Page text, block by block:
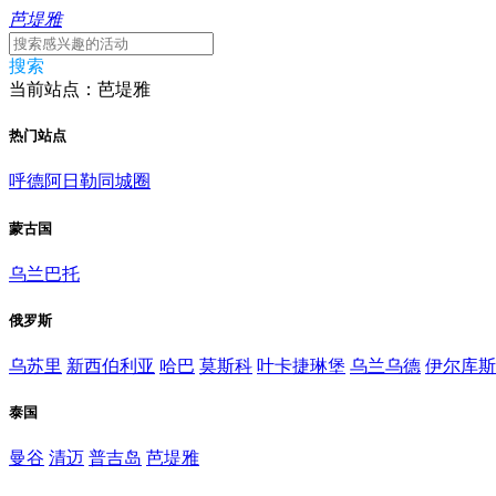
芭堤雅
搜索
当前站点：芭堤雅
热门站点
呼德阿日勒同城圈
蒙古国
乌兰巴托
俄罗斯
乌苏里 新西伯利亚 哈巴 莫斯科 叶卡捷琳堡 乌兰乌德 伊尔库
泰国
曼谷 清迈 普吉岛 芭堤雅